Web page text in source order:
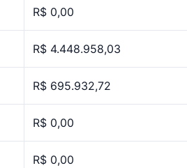
R$ 0,00
R$ 4.448.958,03
R$ 695.932,72
R$ 0,00
R$ 0,00